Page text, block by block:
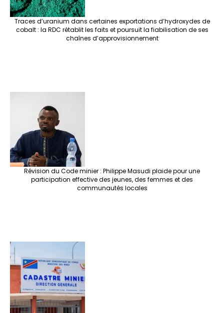
Traces d’uranium dans certaines exportations d’hydroxydes de
cobalt : la RDC rétablit les faits et poursuit la fiabilisation de ses
chaînes d’approvisionnement
Révision du Code minier : Philippe Masudi plaide pour une
participation effective des jeunes, des femmes et des
communautés locales